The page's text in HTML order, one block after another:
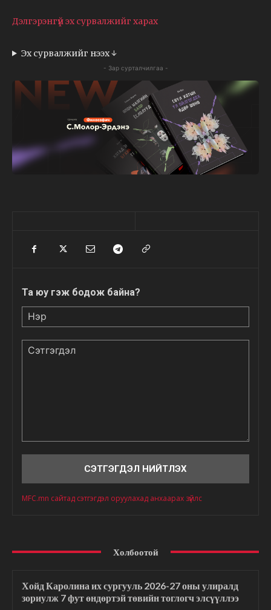
Дэлгэрэнгүй эх сурвалжийг харах
Эх сурвалжийг нээх ↓
- Зар сурталчилгаа -
Та юу гэж бодож байна?
MFC.mn сайтад сэтгэгдэл оруулахад анхаарах зүйлс
Холбоотой
Хойд Каролина их сургууль 2026-27 оны улиралд
зориулж 7 фут өндөртэй төвийн тоглогч элсүүллээ